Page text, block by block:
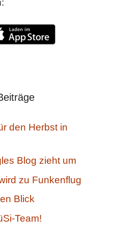
den Herbst in
Blog zieht um
zu Funkenflug
Blick
Team!